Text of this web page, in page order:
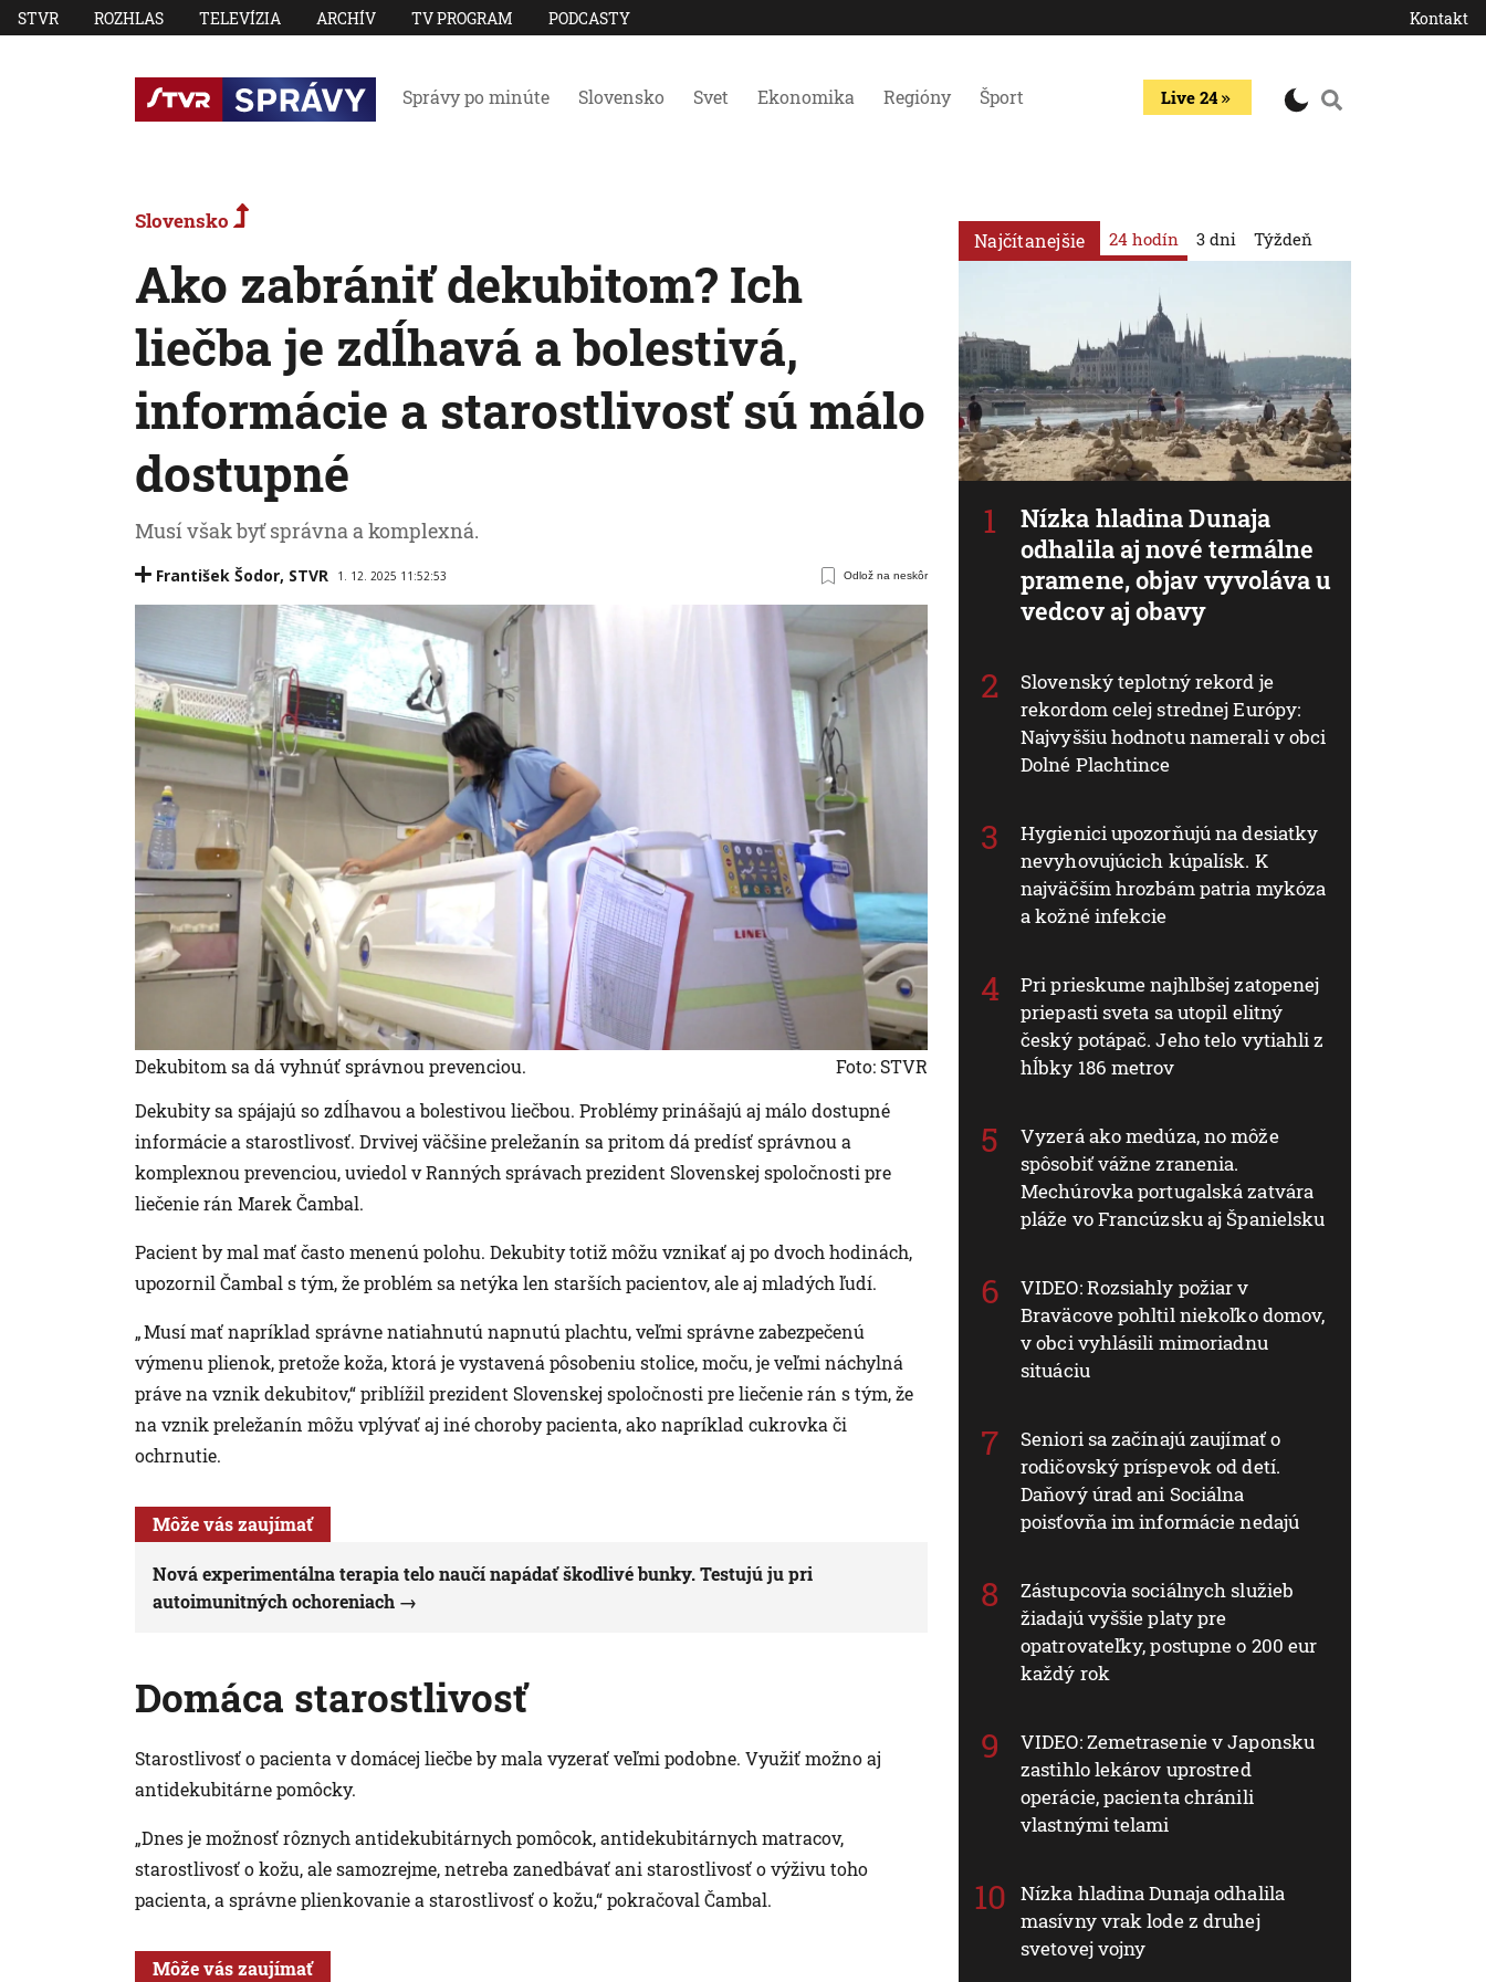
STVR ROZHLAS TELEVÍZIA ARCHÍV TV PROGRAM PODCASTY Kontakt
Správy po minúte Slovensko Svet Ekonomika Regióny Šport Live 24
Slovensko
Ako zabrániť dekubitom? Ich
liečba je zdĺhavá a bolestivá,
informácie a starostlivosť sú málo
dostupné
Musí však byť správna a komplexná.
František Šodor, STVR 1. 12. 2025 11:52:53 Odlož na neskôr
Dekubitom sa dá vyhnúť správnou prevenciou.
Foto: STVR
Dekubity sa spájajú so zdĺhavou a bolestivou liečbou. Problémy prinášajú aj málo dostupné
informácie a starostlivosť. Drvivej väčšine preležanín sa pritom dá predísť správnou a
komplexnou prevenciou, uviedol v Ranných správach prezident Slovenskej spoločnosti pre
liečenie rán Marek Čambal.
Pacient by mal mať často menenú polohu. Dekubity totiž môžu vznikať aj po dvoch hodinách,
upozornil Čambal s tým, že problém sa netýka len starších pacientov, ale aj mladých ľudí.
„ Musí mať napríklad správne natiahnutú napnutú plachtu, veľmi správne zabezpečenú
výmenu plienok, pretože koža, ktorá je vystavená pôsobeniu stolice, moču, je veľmi náchylná
práve na vznik dekubitov,“ priblížil prezident Slovenskej spoločnosti pre liečenie rán s tým, že
na vznik preležanín môžu vplývať aj iné choroby pacienta, ako napríklad cukrovka či
ochrnutie.
Môže vás zaujímať
Nová experimentálna terapia telo naučí napádať škodlivé bunky. Testujú ju pri
autoimunitných ochoreniach
Domáca starostlivosť
Starostlivosť o pacienta v domácej liečbe by mala vyzerať veľmi podobne. Využiť možno aj
antidekubitárne pomôcky.
„Dnes je možnosť rôznych antidekubitárnych pomôcok, antidekubitárnych matracov,
starostlivosť o kožu, ale samozrejme, netreba zanedbávať ani starostlivosť o výživu toho
pacienta, a správne plienkovanie a starostlivosť o kožu,“ pokračoval Čambal.
Môže vás zaujímať
Najčítanejšie 24 hodín
Nízka hladina Dunaja
odhalila aj nové termálne
pramene, objav vyvoláva u
vedcov aj obavy
Slovenský teplotný rekord je
rekordom celej strednej Európy:
Najvyššiu hodnotu namerali v obci
Dolné Plachtince
Hygienici upozorňujú na desiatky
nevyhovujúcich kúpalísk. K
najväčším hrozbám patria mykóza
a kožné infekcie
Pri prieskume najhlbšej zatopenej
priepasti sveta sa utopil elitný
český potápač. Jeho telo vytiahli z
hĺbky 186 metrov
Vyzerá ako medúza, no môže
spôsobiť vážne zranenia.
Mechúrovka portugalská zatvára
pláže vo Francúzsku aj Španielsku
VIDEO: Rozsiahly požiar v
Braväcove pohltil niekoľko domov,
v obci vyhlásili mimoriadnu
situáciu
Seniori sa začínajú zaujímať o
rodičovský príspevok od detí.
Daňový úrad ani Sociálna
poisťovňa im informácie nedajú
Zástupcovia sociálnych služieb
žiadajú vyššie platy pre
opatrovateľky, postupne o 200 eur
každý rok
VIDEO: Zemetrasenie v Japonsku
zastihlo lekárov uprostred
operácie, pacienta chránili
vlastnými telami
Nízka hladina Dunaja odhalila
masívny vrak lode z druhej
svetovej vojny
3 dni Týždeň